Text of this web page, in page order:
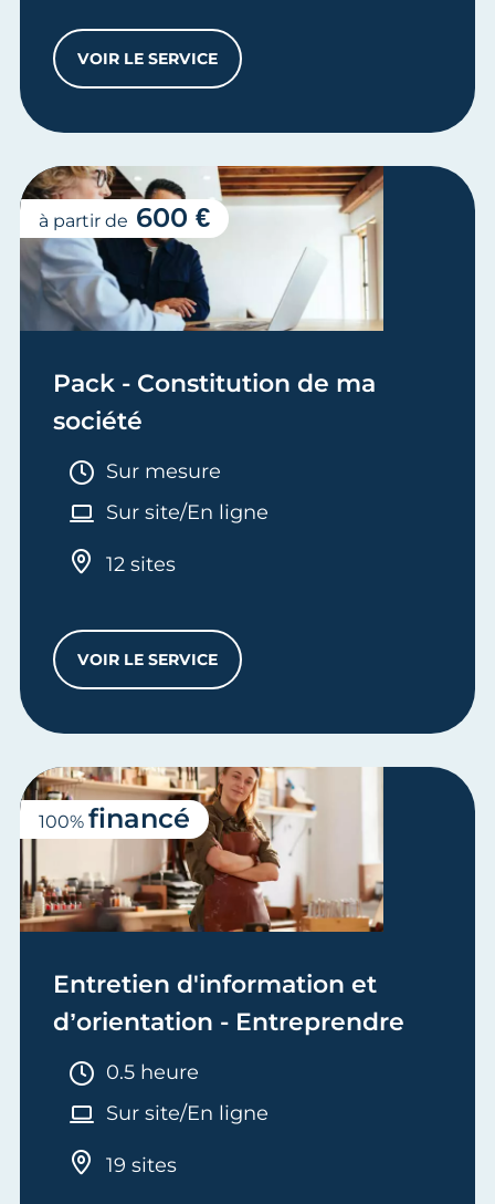
VOIR LE SERVICERÉUNION D’INFORMATION COLLECTIVE -
Pack - Constitution de ma
société
Durée :
Sur mesure
Sur site/En ligne
12 sites
VOIR LE SERVICEPACK - CONSTITUTION DE MA SOCIÉTÉ
à partir de 600 €
Entretien d'information et
d’orientation - Entreprendre
Durée :
0.5 heure
Sur site/En ligne
19 sites
100% financé